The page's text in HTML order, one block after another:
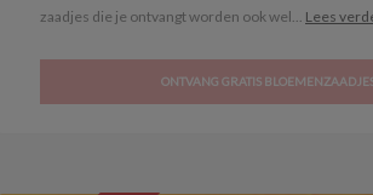
zaadjes die je ontvangt worden ook wel... Lees
ONTVANG GRATIS